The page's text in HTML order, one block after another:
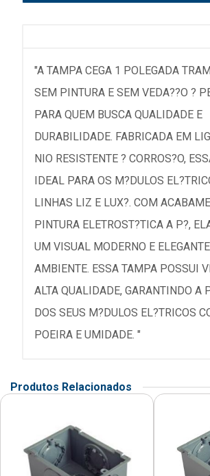
"A TAMPA CEGA 1 POLEGADA
SEM PINTURA E SEM VEDA??O ?
PARA QUEM BUSCA QUALIDADE E
DURABILIDADE. FABRICADA EM
NIO RESISTENTE ? CORROS?O,
IDEAL PARA OS M?DULOS
LINHAS LIZ E LUX?. COM
PINTURA ELETROST?TICA A P?,
UM VISUAL MODERNO E
AMBIENTE. ESSA TAMPA POSSUI
ALTA QUALIDADE, GARANTINDO A
DOS SEUS M?DULOS EL?TRICOS
POEIRA E UMIDADE. "
Produtos Relacionados